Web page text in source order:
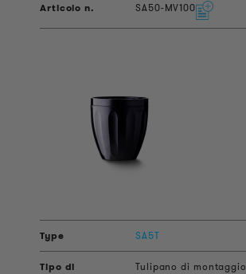
SA50-MV100
SA5T
Tulipano di montaggio